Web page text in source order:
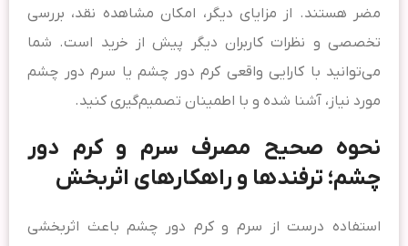
مضر هستند. از مزایای دیگر، امکان مشاهده نقد، بررسی
تخصصی و نظرات کاربران دیگر پیش از خرید است. شما
می‌توانید با کارایی واقعی کرم دور چشم یا سرم دور چشم
مورد نیاز، آشنا شده و با اطمینان تصمیم‌گیری کنید.
نحوه صحیح مصرف سرم و کرم دور
چشم؛ ترفندها و راهکارهای اثربخش
استفاده درست از سرم و کرم دور چشم باعث اثربخشی